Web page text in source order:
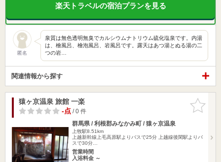
楽天トラベルの宿泊プランを見る
匿名
泉質は無色透明無臭でカルシウムナトリウム硫化塩泉です。内湯
は、檜風呂、檜泡風呂、岩風呂です。露天はあつ湯とぬる湯の二
つの岩…
関連情報から探す
お気に入
りに追加
猿ヶ京温泉 旅館 一楽
-点/ 0 件
群馬県 / 利根郡みなかみ町 / 猿ヶ京温泉
上牧駅8.51km
上越新幹線上毛高原駅よりバスで25分 上越線後閑駅よりバ
スで30分…
営業時間
入浴料金 ～